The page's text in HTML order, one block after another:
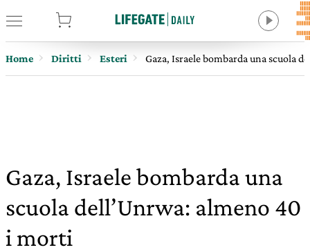
Home Diritti Esteri Gaza, Israele bombarda una scuola
Gaza, Israele bombarda una
scuola dell’Unrwa: almeno 40
i morti